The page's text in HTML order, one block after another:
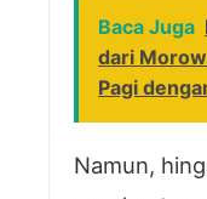
Baca Juga
dari
Pagi
Namun,